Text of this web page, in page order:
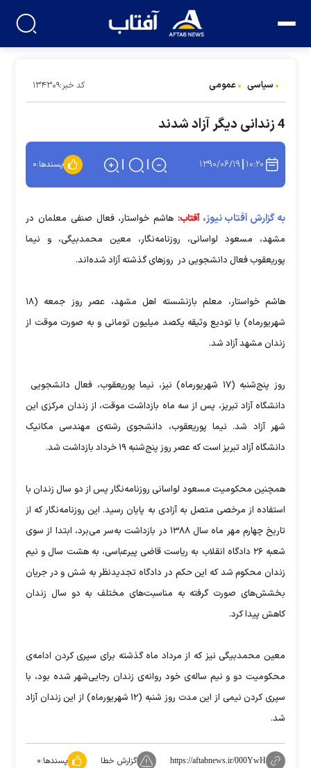
سیاسی عمومی کد خبر:۱۳۴۳۰۹
4 زندانی دیگر آزاد شدند
۱۰:۲۰ ۱۳۹۰/۰۶/۱۹ پسندها:۰
به گزارش آفتاب نیوز، آفتاب: هاشم خواستار، فعال صنفی معلمان در
مشهد، مسعود لواسانی، روزنامه‌نگار، معین محمدبیگی، و نیما
پوریعقوب فعال دانشجویی در روزهای گذشته آزاد شده‌اند.
هاشم خواستار، معلم بازنشسته اهل مشهد، عصر روز جمعه (۱۸
شهریورماه) با تودیع وثیقه یکصد میلیون تومانی و به صورت موقت از
زندان مشهد آزاد شد.
روز پنج‌شنبه (۱۷ شهریورماه) نیز، نیما پوریعقوب، فعال دانشجویی
دانشگاه آزاد تبریز، پس از سه ماه بازداشت موقت، از زندان مرکزی این
شهر آزاد شد. نیما پوریعقوب، دانشجوی رشته‌ی مهندسی مکانیک
دانشگاه آزاد تبریز است که عصر روز پنج‌شنبه ۱۹ خرداد بازداشت شد.
همچنین محکومیت مسعود لواسانی روزنامه‌نگار پس از دو سال زندان با
استفاده از مرخصی متصل به آزادی به پایان رسید. این روزنامه‌نگار که از
تاریخ چهارم مهر ماه سال ۱۳۸۸ در بازداشت به‌سر می‌برد، ابتدا از سوی
شعبه ۲۶ دادگاه انقلاب به ریاست قاضی پیرعباسی، به هشت سال و نیم
زندان محکوم شد که این حکم در دادگاه تجدیدنظر به شش و در جریان
بخشش‌های صورت‌ گرفته به مناسبت‌های مختلف به دو سال زندان
کاهش پیدا کرد.
معین محمدبیگی نیز که از مرداد ماه گذشته برای سپری کردن ادامه‌ی
محکومیت دو و نیم ساله‌ی خود روانه‌ی زندان رجایی‌شهر شده بود، با
سپری کردن نیمی از این مدت روز شنبه (۱۲ شهریورماه) از این زندان آزاد
شد.
https://aftabnews.ir/000YwH گزارش خطا پسندها:۰